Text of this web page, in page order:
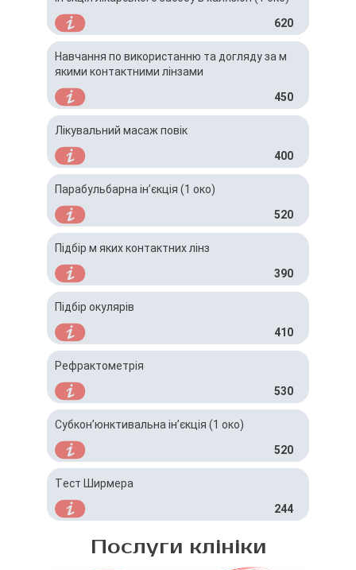
620
Навчання по використанню та догляду за м
якими контактними лінзами
450
Лікувальний масаж повік
400
Парабульбарна ін’єкція (1 око)
520
Підбір м яких контактних лінз
390
Підбір окулярів
410
Рефрактометрія
530
Субкон’юнктивальна ін’єкція (1 око)
520
Тест Ширмера
244
Послуги клініки